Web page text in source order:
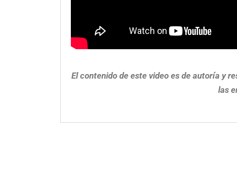
El contenido de este video es de autoría y
las